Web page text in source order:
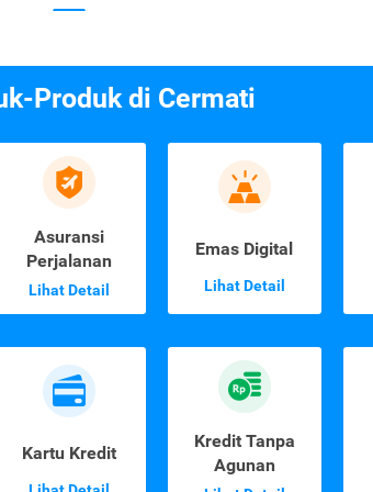
Produk di Cermati
Asuransi
Perjalanan
Lihat Detail
Emas Digital
Lihat Detail
Kartu Kredit
Kredit Tanpa
Agunan